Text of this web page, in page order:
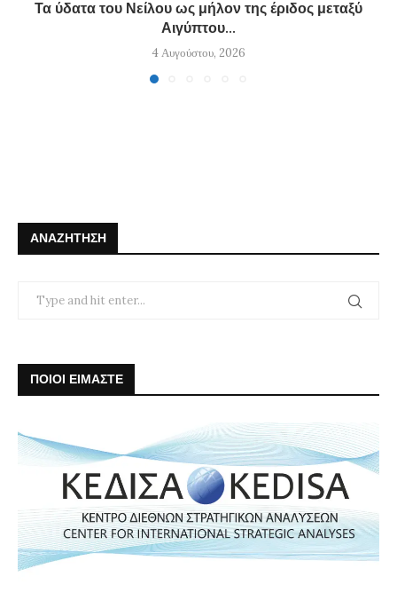
Τα ύδατα του Νείλου ως μήλον της έριδος μεταξύ
Αιγύπτου...
4 Αυγούστου, 2026
ΑΝΑΖΉΤΗΣΗ
ΠΟΙΟΙ ΕΙΜΑΣΤΕ